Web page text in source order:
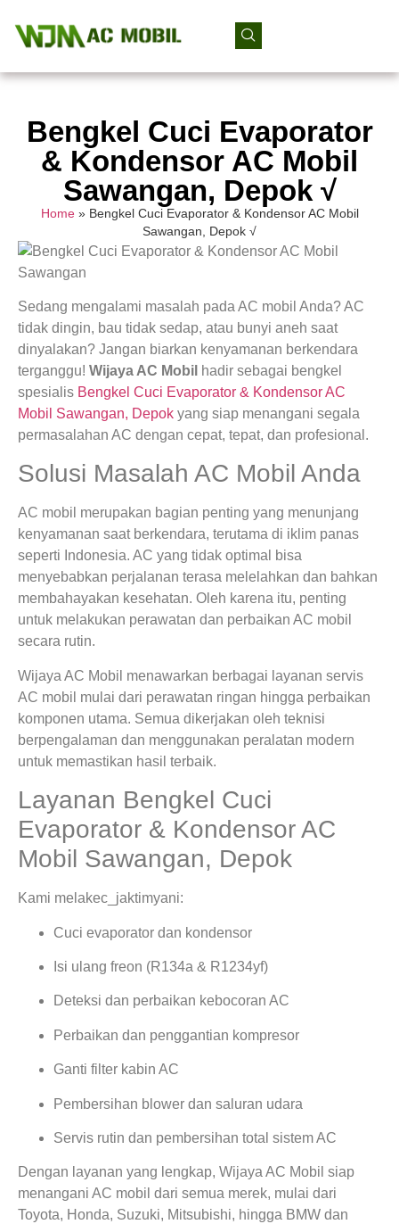
Bengkel Cuci Evaporator
& Kondensor AC Mobil
Sawangan, Depok √
Home» Bengkel Cuci Evaporator & Kondensor AC Mobil
Sawangan, Depok √
Sedang mengalami masalah pada AC mobil Anda? AC
tidak dingin, bau tidak sedap, atau bunyi aneh saat
dinyalakan? Jangan biarkan kenyamanan berkendara
terganggu! Wijaya AC Mobil hadir sebagai bengkel
spesialis Bengkel Cuci Evaporator & Kondensor AC
Mobil Sawangan, Depok yang siap menangani segala
permasalahan AC dengan cepat, tepat, dan profesional.
Solusi Masalah AC Mobil Anda
AC mobil merupakan bagian penting yang menunjang
kenyamanan saat berkendara, terutama di iklim panas
seperti Indonesia. AC yang tidak optimal bisa
menyebabkan perjalanan terasa melelahkan dan bahkan
membahayakan kesehatan. Oleh karena itu, penting
untuk melakukan perawatan dan perbaikan AC mobil
secara rutin.
Wijaya AC Mobil menawarkan berbagai layanan servis
AC mobil mulai dari perawatan ringan hingga perbaikan
komponen utama. Semua dikerjakan oleh teknisi
berpengalaman dan menggunakan peralatan modern
untuk memastikan hasil terbaik.
Layanan Bengkel Cuci
Evaporator & Kondensor AC
Mobil Sawangan, Depok
Kami melakec_jaktimyani:
Cuci evaporator dan kondensor
Isi ulang freon (R134a & R1234yf)
Deteksi dan perbaikan kebocoran AC
Perbaikan dan penggantian kompresor
Ganti filter kabin AC
Pembersihan blower dan saluran udara
Servis rutin dan pembersihan total sistem AC
Dengan layanan yang lengkap, Wijaya AC Mobil siap
menangani AC mobil dari semua merek, mulai dari
Toyota, Honda, Suzuki, Mitsubishi, hingga BMW dan